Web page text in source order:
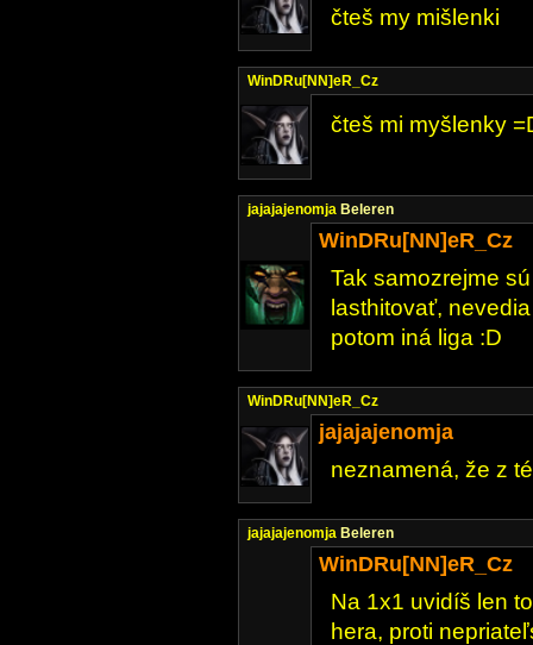
čteš my mišlenki
WinDRu[NN]eR_Cz
čteš mi myšlenky
jajajajenomja Beleren
WinDRu[NN]eR_Cz
Tak samozrejme
lasthitovať,
potom iná liga :D
WinDRu[NN]eR_Cz
jajajajenomja
neznamená, že z
jajajajenomja Beleren
WinDRu[NN]eR_Cz
Na 1x1 uvidíš len
hera, proti